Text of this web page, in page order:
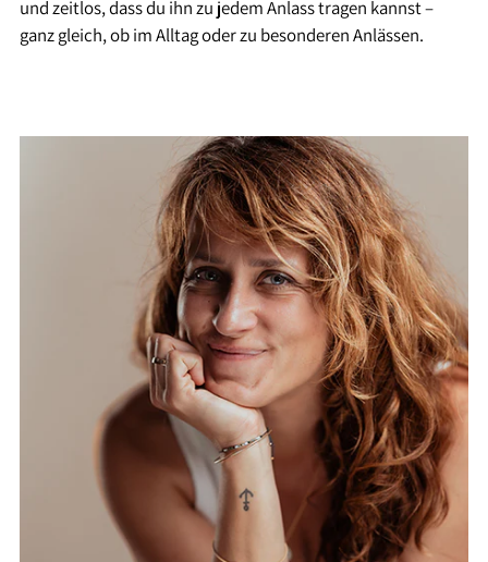
und zeitlos, dass du ihn zu jedem Anlass tragen kannst –
ganz gleich, ob im Alltag oder zu besonderen Anlässen.